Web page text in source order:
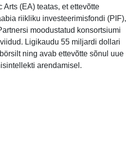
Arts (EA) teatas, et ettevõtte
riikliku investeerimisfondi (PIF),
moodustatud konsortsiumi
Ligikaudu 55 miljardi dollari
ning avab ettevõtte sõnul uue
arendamisel.